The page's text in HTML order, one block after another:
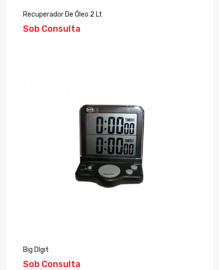
Recuperador De Óleo 2 Lt
Sob Consulta
Big DIgit
Sob Consulta